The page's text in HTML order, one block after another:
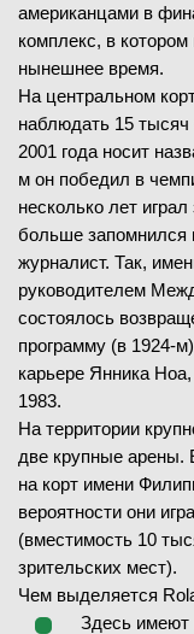
5-й сет
28.05.2026
ЗАВЕРШЁН
В Феликс
Роман
1-й сет
2-й сет
3-й сет
4-й сет
ЗАВЕРШЁН
В
Валентин
28.05.2026
ЗАВЕРШЁН
S.
2-й сет
28.05.2026
ЗАВЕРШЁН
В
Клэр Лю
1-й сет
2-й сет
3-й сет
американцами в
комплекс, в
нынешнее время.
На центральном
наблюдать 15
2001 года носит
м он победил в
несколько лет
больше запомнился
журналист. Так,
руководителем
состоялось
программу (в 1924-
карьере Янника
1983.
На территории
две крупные арены.
на корт имени
вероятности они
(вместимость 10
зрительских мест).
Чем выделяется
Здесь имеют